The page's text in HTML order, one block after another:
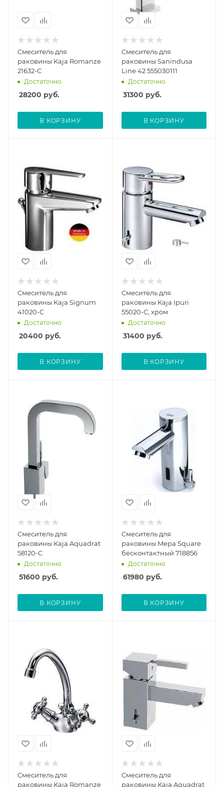
Смеситель для
раковины Kaja Romanze
21632-С
Достаточно
28200 руб.
В КОРЗИНУ
Смеситель для
раковины Sanindusa
Line 42 555030111
Достаточно
31300 руб.
В КОРЗИНУ
Смеситель для
раковины Kaja Signum
41020-C
Достаточно
20400 руб.
В КОРЗИНУ
Смеситель для
раковины Kaja Ipuri
55020-C, хром
Достаточно
31400 руб.
В КОРЗИНУ
Смеситель для
раковины Kaja Aquadrat
58120-C
Достаточно
51600 руб.
В КОРЗИНУ
Смеситель для
раковины Mepa Square
бесконтактный 718856
Достаточно
61980 руб.
В КОРЗИНУ
Смеситель для
раковины Kaja Romanze
Смеситель для
раковины Kaja Aquadrat